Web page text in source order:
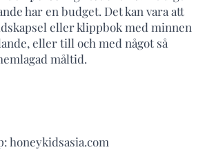
har en budget. Det kan vara att
eller klippbok med minnen
eller till och med något så
måltid.
honeykidsasia.com